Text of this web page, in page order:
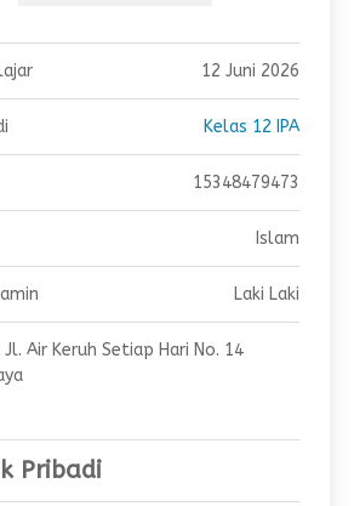
12 Juni 2026
Kelas 12 IPA
15348479473
Islam
Laki Laki
Air Keruh Setiap Hari No. 14
Pribadi